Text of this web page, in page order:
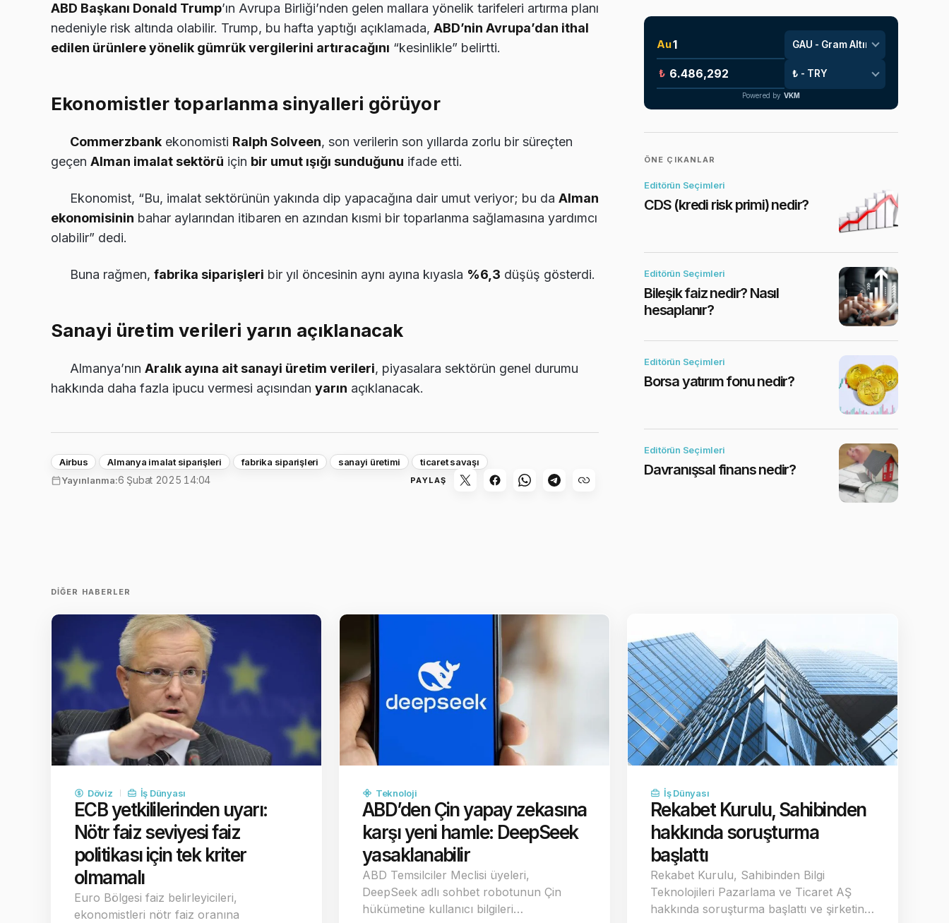
ABD Başkanı Donald Trump’ın Avrupa Birliği’nden gelen mallara yönelik tarifeleri artırma planı
nedeniyle risk altında olabilir. Trump, bu hafta yaptığı açıklamada, ABD’nin Avrupa’dan ithal
edilen ürünlere yönelik gümrük vergilerini artıracağını “kesinlikle” belirtti.
Ekonomistler toparlanma sinyalleri görüyor
Commerzbank ekonomisti Ralph Solveen, son verilerin son yıllarda zorlu bir süreçten
geçen Alman imalat sektörü için bir umut ışığı sunduğunu ifade etti.
Ekonomist, “Bu, imalat sektörünün yakında dip yapacağına dair umut veriyor; bu da Alman
ekonomisinin bahar aylarından itibaren en azından kısmi bir toparlanma sağlamasına yardımcı
olabilir” dedi.
Buna rağmen, fabrika siparişleri bir yıl öncesinin aynı ayına kıyasla %6,3 düşüş gösterdi.
Sanayi üretim verileri yarın açıklanacak
Almanya’nın Aralık ayına ait sanayi üretim verileri, piyasalara sektörün genel durumu
hakkında daha fazla ipucu vermesi açısından yarın açıklanacak.
Airbus Almanya imalat siparişleri fabrika siparişleri sanayi üretimi
ticaret savaşı
Yayınlanma:6 Şubat 2025 14:04 PAYLAŞ
Au
₺
Powered by VKM
ÖNE ÇIKANLAR
Editörün Seçimleri
CDS (kredi risk primi) nedir?
Editörün Seçimleri
Bileşik faiz nedir? Nasıl
hesaplanır?
Editörün Seçimleri
Borsa yatırım fonu nedir?
Editörün Seçimleri
Davranışsal finans nedir?
DIĞER HABERLER
Döviz İş Dünyası
ECB yetkililerinden uyarı:
Nötr faiz seviyesi faiz
politikası için tek kriter
olmamalı
Euro Bölgesi faiz belirleyicileri,
ekonomistleri nötr faiz oranına
Teknoloji
ABD’den Çin yapay zekasına
karşı yeni hamle: DeepSeek
yasaklanabilir
ABD Temsilciler Meclisi üyeleri,
DeepSeek adlı sohbet robotunun Çin
hükümetine kullanıcı bilgileri…
İş Dünyası
Rekabet Kurulu, Sahibinden
hakkında soruşturma
başlattı
Rekabet Kurulu, Sahibinden Bilgi
Teknolojileri Pazarlama ve Ticaret AŞ
hakkında soruşturma başlattı ve şirketin…